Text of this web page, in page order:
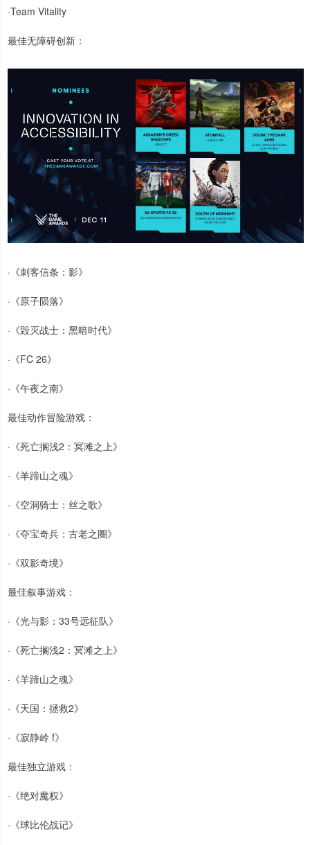
·Team Vitality
最佳无障碍创新：
·《刺客信条：影》
·《原子陨落》
·《毁灭战士：黑暗时代》
·《FC 26》
·《午夜之南》
最佳动作冒险游戏：
·《死亡搁浅2：冥滩之上》
·《羊蹄山之魂》
·《空洞骑士：丝之歌》
·《夺宝奇兵：古老之圈》
·《双影奇境》
最佳叙事游戏：
·《光与影：33号远征队》
·《死亡搁浅2：冥滩之上》
·《羊蹄山之魂》
·《天国：拯救2》
·《寂静岭 f》
最佳独立游戏：
·《绝对魔权》
·《球比伦战记》